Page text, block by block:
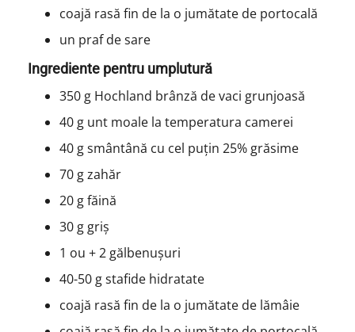
coajă rasă fin de la o jumătate de portocală
un praf de sare
Ingrediente pentru umplutură
350 g Hochland brânză de vaci grunjoasă
40 g unt moale la temperatura camerei
40 g smântână cu cel puțin 25% grăsime
70 g zahăr
20 g făină
30 g griș
1 ou + 2 gălbenușuri
40-50 g stafide hidratate
coajă rasă fin de la o jumătate de lămâie